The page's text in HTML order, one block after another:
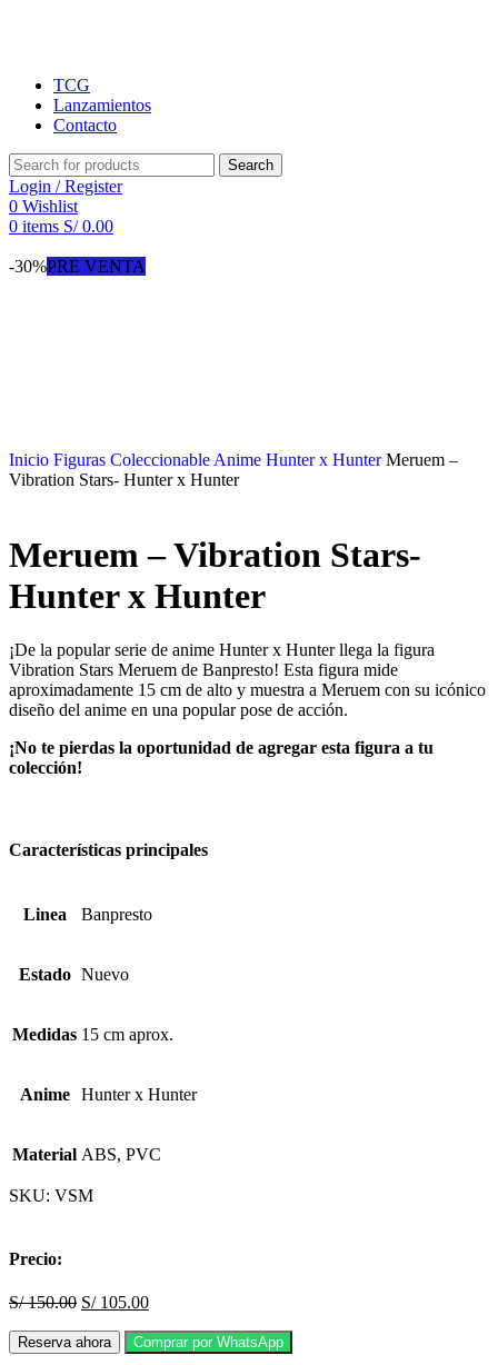
TCG
Lanzamientos
Contacto
Search
Login / Register
0 Wishlist
0 items S/0.00
-30%PRE VENTA
Inicio Figuras Coleccionable Anime Hunter x HunterMeruem –
Vibration Stars- Hunter x Hunter
Meruem – Vibration Stars-
Hunter x Hunter
¡De la popular serie de anime Hunter x Hunter llega la figura
Vibration Stars Meruem de Banpresto! Esta figura mide
aproximadamente 15 cm de alto y muestra a Meruem con su icónico
diseño del anime en una popular pose de acción.
¡No te pierdas la oportunidad de agregar esta figura a tu
colección!
Características principales
Linea Banpresto
Estado Nuevo
Medidas 15 cm aprox.
Anime Hunter x Hunter
Material ABS, PVC
SKU: VSM
Precio:
S/150.00 S/105.00
Reserva ahora Comprar por WhatsApp